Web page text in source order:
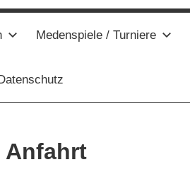
Medenspiele / Turniere
Anfahrt